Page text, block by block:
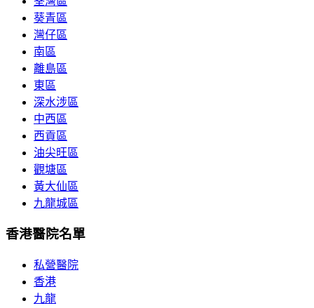
葵青區
灣仔區
南區
離島區
東區
深水涉區
中西區
西貢區
油尖旺區
觀塘區
黃大仙區
九龍城區
香港醫院名單
私營醫院
香港
九龍